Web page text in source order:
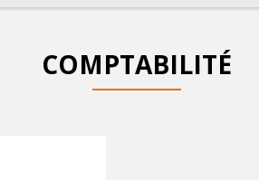
COMPTABILITÉ